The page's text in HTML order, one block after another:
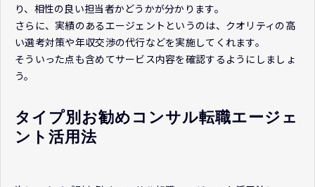
り、相性の良い担当者かどうかが分かります。
さらに、実績のあるエージェントというのは、クオリティの高
い選考対策や年収交渉の代行などを実施してくれます。
そういった点も含めてサービス内容を確認するようにしましょ
う。
タイプ別お勧めコンサル転職エージェ
ント活用法